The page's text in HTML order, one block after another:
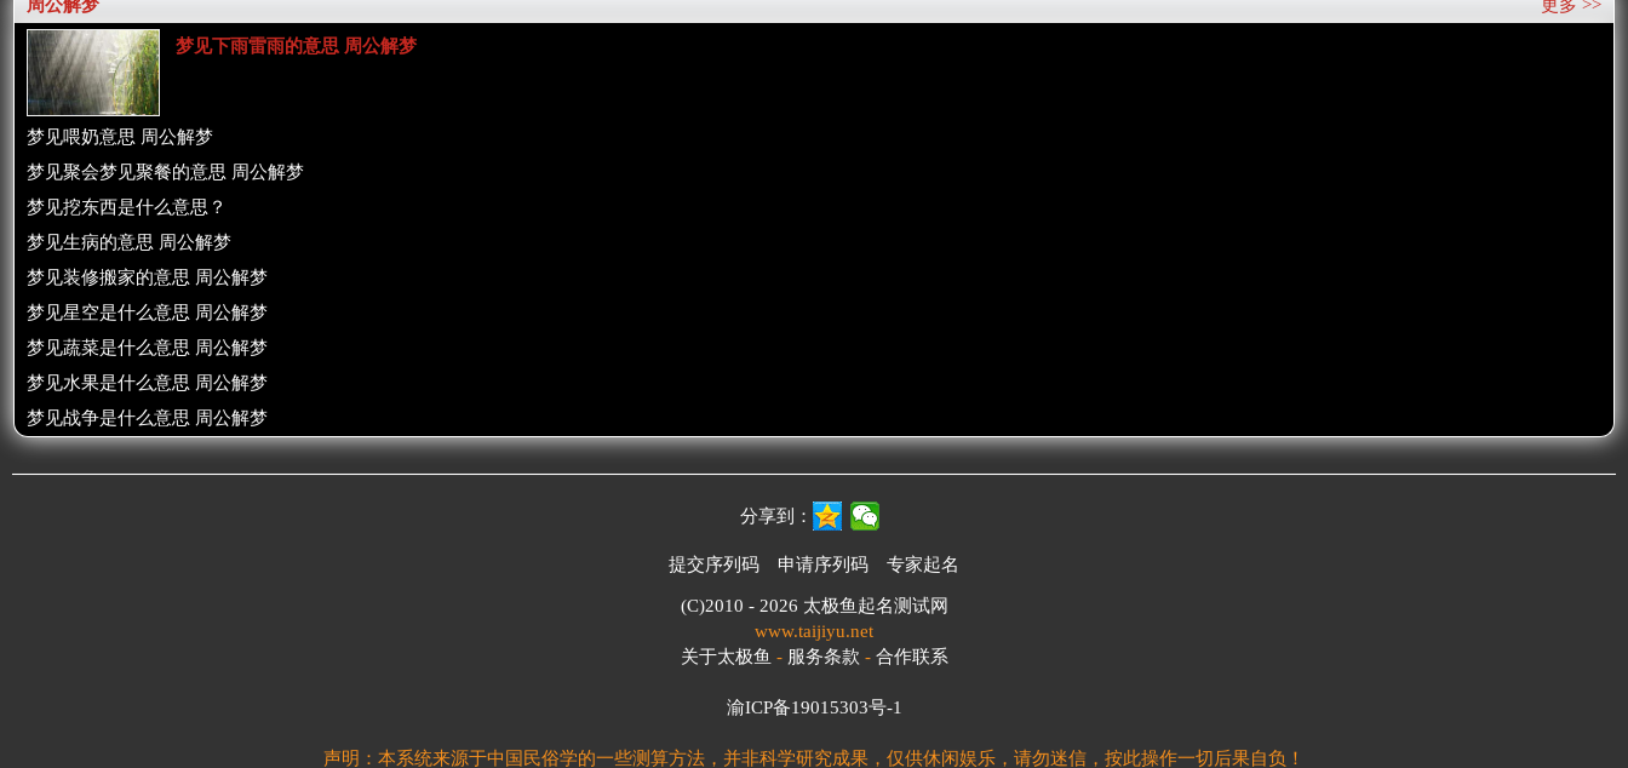
更多 >>
周公解梦
梦见下雨雷雨的意思 周公解梦
梦见喂奶意思 周公解梦
梦见聚会梦见聚餐的意思 周公解梦
梦见挖东西是什么意思？
梦见生病的意思 周公解梦
梦见装修搬家的意思 周公解梦
梦见星空是什么意思 周公解梦
梦见蔬菜是什么意思 周公解梦
梦见水果是什么意思 周公解梦
梦见战争是什么意思 周公解梦
分享到：
提交序列码 申请序列码 专家起名
(C)2010 - 2026 太极鱼起名测试网
www.taijiyu.net
关于太极鱼 - 服务条款 - 合作联系
渝ICP备19015303号-1
声明：本系统来源于中国民俗学的一些测算方法，并非科学研究成果，仅供休闲娱乐，请勿迷信，按此操作一切后果自负！